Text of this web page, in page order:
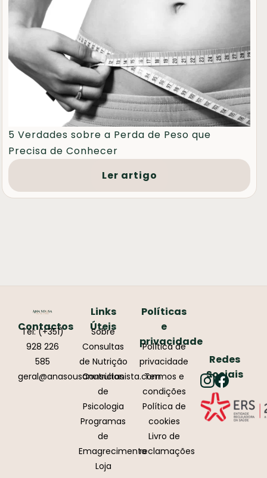
5 Verdades sobre a Perda de Peso que
Precisa de Conhecer
Ler artigo
Contactos
Tel: (+351)
928 226
585
geral@anasousanutricionista.com
Links
Úteis
Sobre
Consultas
de Nutrição
Consultas
de
Psicologia
Programas
de
Emagrecimento
Loja
Políticas
e
privacidade
Política de
privacidade
Termos e
condições
Política de
cookies
Livro de
reclamações
Redes
Sociais